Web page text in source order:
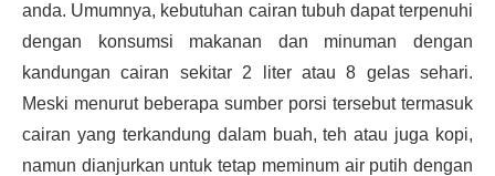
anda. Umumnya, kebutuhan cairan tubuh dapat terpenuhi
dengan konsumsi makanan dan minuman dengan
kandungan cairan sekitar 2 liter atau 8 gelas sehari.
Meski menurut beberapa sumber porsi tersebut termasuk
cairan yang terkandung dalam buah, teh atau juga kopi,
namun dianjurkan untuk tetap meminum air putih dengan